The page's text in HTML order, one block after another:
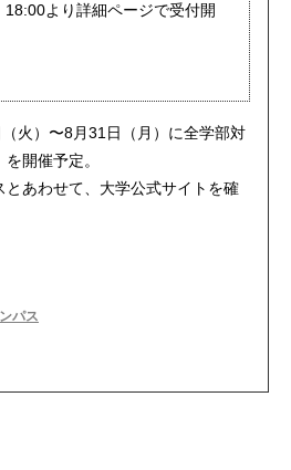
より詳細ページで受付開
火）〜8月31日（月）に全学部対
開催予定。
とあわせて、大学公式サイトを確
パス